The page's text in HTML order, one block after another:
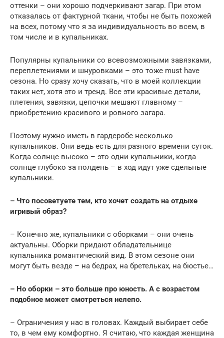
оттенки – они хорошо подчеркивают загар. При этом
отказалась от фактурной ткани, чтобы не быть похожей
на всех, потому что я за индивидуальность во всем, в
том числе и в купальниках.
Популярны купальники со всевозможными завязками,
переплетениями и шнуровками – это тоже must have
сезона. Но сразу хочу сказать, что в моей коллекции
таких нет, хотя это и тренд. Все эти красивые детали,
плетения, завязки, цепочки мешают главному –
приобретению красивого и ровного загара.
Поэтому нужно иметь в гардеробе несколько
купальников. Они ведь есть для разного времени суток.
Когда солнце высоко – это одни купальники, когда
солнце глубоко за полдень – в ход идут уже сдельные
купальники.
– Что посоветуете тем, кто хочет создать на отдыхе
игривый образ?
– Конечно же, купальники с оборками – они очень
актуальны. Оборки придают обладательнице
купальника романтический вид. В этом сезоне они
могут быть везде – на бедрах, на бретельках, на бюстье…
– Но оборки – это больше про юность. А с возрастом
подобное может смотреться нелепо.
– Ограничения у нас в головах. Каждый выбирает себе
то, в чем ему комфортно. Я считаю, что каждая женщина